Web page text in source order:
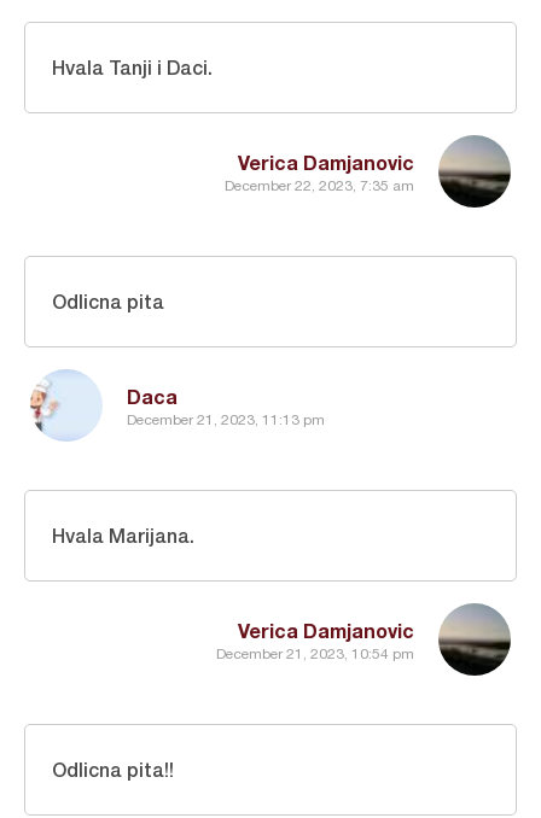
Verica Damjanovic
December 22, 2023, 7:35 am
Hvala Tanji i Daci.
Daca
December 21, 2023, 11:13 pm
Odlicna pita
Verica Damjanovic
December 21, 2023, 10:54 pm
Hvala Marijana.
Odlicna pita!!